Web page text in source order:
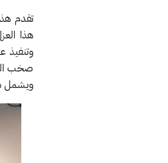
هذا
وتنفيذ
صخب
ويشمل